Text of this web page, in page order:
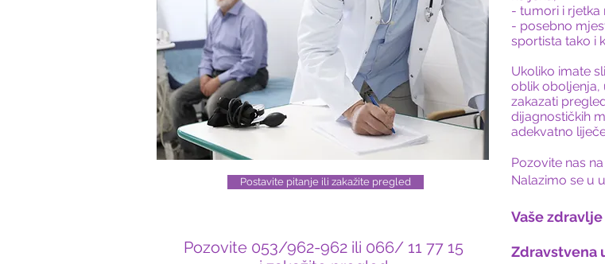
Postavite pitanje ili zakažite pregled
- tumori i rjetka
- posebno
sportista tako i
Ukoliko imate
oblik oboljenja,
zakazati
dijagnostičkih
adekvatno
Pozovite nas
Nalazimo se u
Vaše
Zdravstvena
Pozovite 053/962-962 ili 066/ 11 77 15